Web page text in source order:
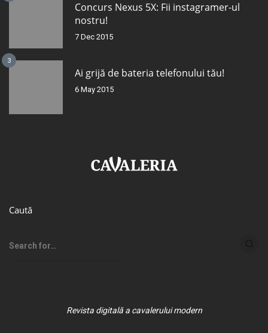
Concurs Nexus 5X: Fii instagramer-ul
nostru!
7 Dec 2015
3
Ai grijă de bateria telefonului tău!
6 May 2015
Caută
Revista digitală a cavalerului modern